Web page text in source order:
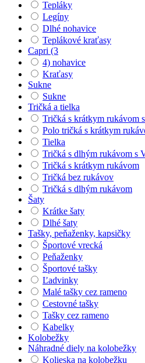
Tepláky
Legíny
Dlhé nohavice
Teplákové kraťasy
Capri (3
4) nohavice
Kraťasy
Sukne
Sukne
Tričká a tielka
Tričká s krátkym rukávom
Polo tričká s krátkym
Tielka
Tričká s dlhým rukávom s
Tričká s krátkym rukávom
Tričká bez rukávov
Tričká s dlhým rukávom
Šaty
Krátke šaty
Dlhé šaty
Tašky, peňaženky, kapsičky
Športové vrecká
Peňaženky
Športové tašky
Ľadvinky
Malé tašky cez rameno
Cestovné tašky
Tašky cez rameno
Kabelky
Kolobežky
Náhradné diely na kolobežky
Kolieska na kolobežku